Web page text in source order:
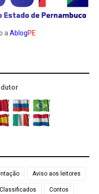
aAblogPE
Aviso aos leitores
Classificados Contos